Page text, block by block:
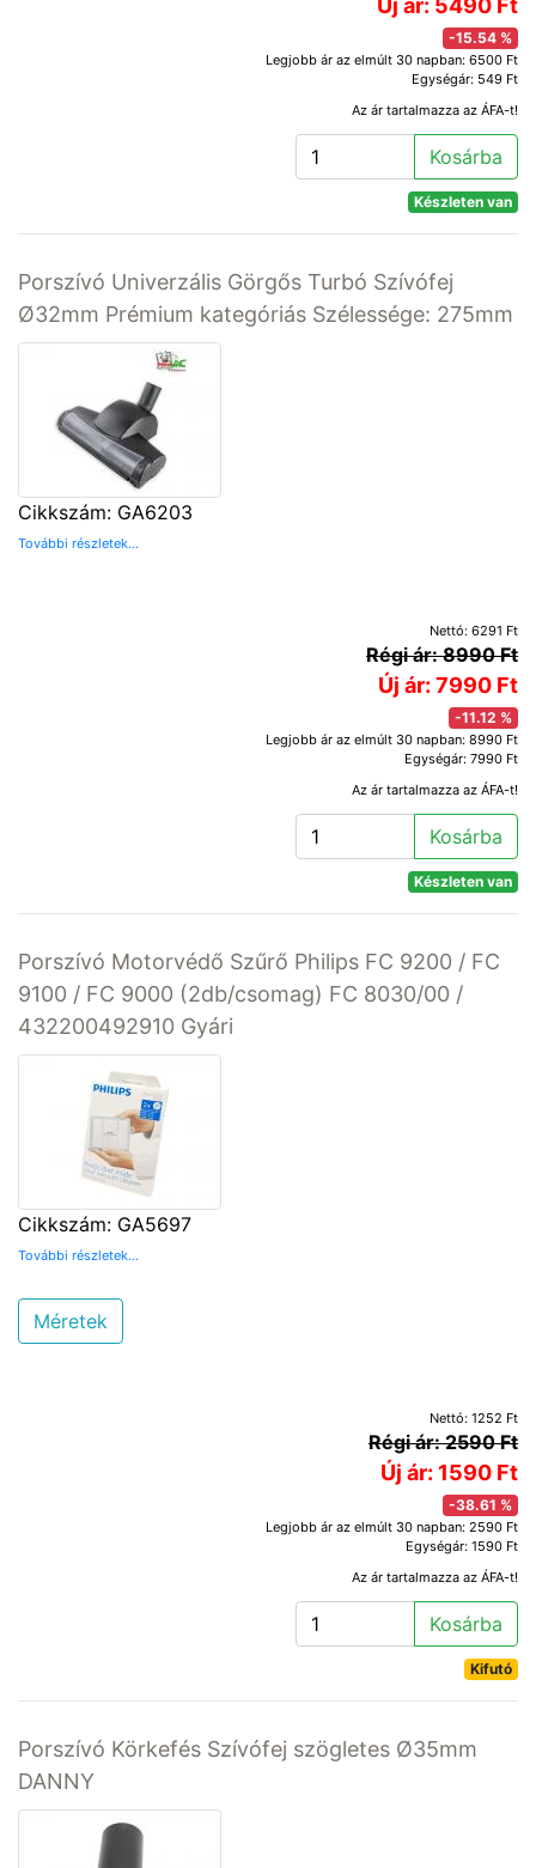
Új ár: 5490 Ft
-15.54 %
Legjobb ár az elmúlt 30 napban: 6500 Ft
Egységár: 549 Ft
Az ár tartalmazza az ÁFA-t!
Kosárba
Készleten van
Porszívó Univerzális Görgős Turbó Szívófej
Ø32mm Prémium kategóriás Szélessége: 275mm
Cikkszám: GA6203
További részletek...
Nettó: 6291 Ft
Régi ár: 8990 Ft
Új ár: 7990 Ft
-11.12 %
Legjobb ár az elmúlt 30 napban: 8990 Ft
Egységár: 7990 Ft
Az ár tartalmazza az ÁFA-t!
Kosárba
Készleten van
Porszívó Motorvédő Szűrő Philips FC 9200 / FC
9100 / FC 9000 (2db/csomag) FC 8030/00 /
432200492910 Gyári
Cikkszám: GA5697
További részletek...
Méretek
Nettó: 1252 Ft
Régi ár: 2590 Ft
Új ár: 1590 Ft
-38.61 %
Legjobb ár az elmúlt 30 napban: 2590 Ft
Egységár: 1590 Ft
Az ár tartalmazza az ÁFA-t!
Kosárba
Kifutó
Porszívó Körkefés Szívófej szögletes Ø35mm
DANNY